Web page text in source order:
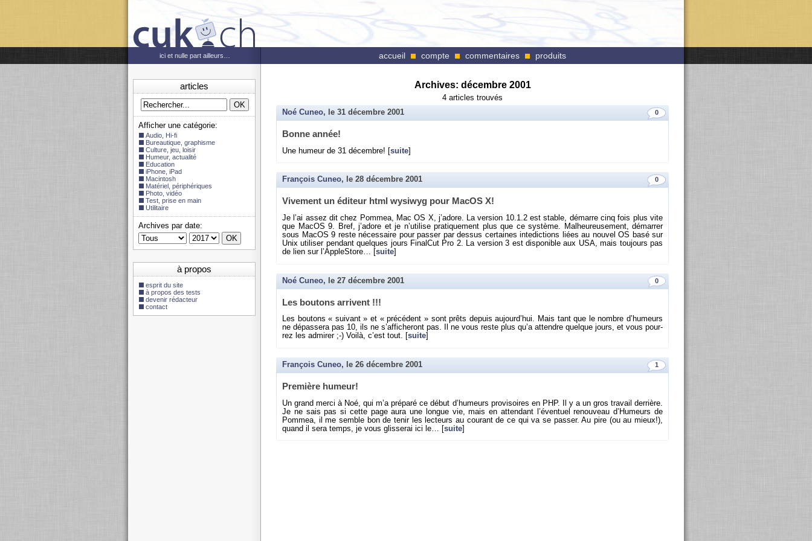
articles
Afficher une catégorie:
Audio, Hi-fi
Bureautique, graphisme
Culture, jeu, loisir
Humeur, actualité
Education
iPhone, iPad
Macintosh
Matériel, périphériques
Photo, vidéo
Test, prise en main
Utilitaire
Archives par date:
à propos
esprit du site
à propos des tests
devenir rédacteur
contact
Archives: décembre 2001
4 articles trouvés
0
Noé Cuneo, le 31 décembre 2001
Bonne année!
Une hu­meur de 31 dé­cembre! [suite]
0
François Cuneo, le 28 décembre 2001
Vi­ve­ment un édi­teur html wy­siwyg pour MacOS X!
Je l’ai assez dit chez Pom­mea, Mac OS X, j’adore. La ver­sion 10.1.2 est stable, dé­marre cinq fois plus vite
que MacOS 9. Bref, j’adore et je n’uti­lise pra­ti­que­ment plus que ce sys­tème. Mal­heu­reu­se­ment, dé­mar­rer
sous MacOS 9 reste né­ces­saire pour pas­ser par des­sus cer­taines in­te­dic­tions liées au nou­vel OS basé sur
Unix uti­li­ser pen­dant quelques jours Fi­nal­Cut Pro 2. La ver­sion 3 est dis­po­nible aux USA, mais tou­jours pas
de lien sur l’Ap­pleS­tore… [ suite
0
Noé Cuneo, le 27 décembre 2001
Les bou­tons ar­rivent !!!
Les bou­tons « sui­vant » et « pré­cé­dent » sont prêts de­puis au­jour­d’hui. Mais tant que le nombre d’hu­meurs
ne dé­pas­sera pas 10, ils ne s’af­fi­che­ront pas. Il ne vous reste plus qu’a at­tendre quelque jours, et vous pour­
rez les ad­mi­rer ;-) Voilà, c’est tout. [ suite
1
François Cuneo, le 26 décembre 2001
Pre­mière hu­meur!
Un grand merci à Noé, qui m’a pré­paré ce début d’hu­meurs pro­vi­soires en PHP. Il y a un gros tra­vail der­rière.
Je ne sais pas si cette page aura une longue vie, mais en at­ten­dant l’éven­tuel re­nou­veau d’Hu­meurs de
Pom­mea, il me semble bon de tenir les lec­teurs au cou­rant de ce qui va se pas­ser. Au pire (ou au mieux!),
quand il sera temps, je vous glis­se­rai ici le… [suite]
ici et nulle part ailleurs… accueil compte commentaires produits